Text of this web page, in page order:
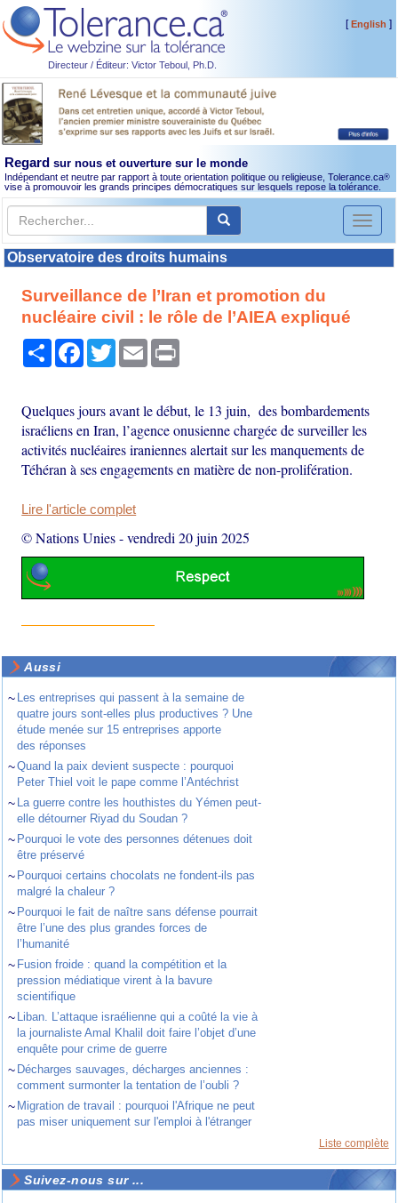
Directeur / Éditeur: Victor Teboul, Ph.D.
[English ]
Regard sur nous et ouverture sur le monde
Indépendant et neutre par rapport à toute orientation politique ou religieuse, Tolerance.ca®
vise à promouvoir les grands principes démocratiques sur lesquels repose la tolérance.
Toggle
Observatoire des droits humains
Surveillance de l’Iran et promotion du
nucléaire civil : le rôle de l’AIEA expliqué
PartagerFacebook
TwitterEmail
Quelques jours avant le début, le 13 juin, des bombardements
israéliens en Iran, l’agence onusienne chargée de surveiller les
activités nucléaires iraniennes alertait sur les manquements de
Téhéran à ses engagements en matière de non-prolifération.
Lire l'article complet
© Nations Unies-vendredi 20 juin 2025
Aussi
~ Les entreprises qui passent à la semaine de
quatre jours sont-elles plus productives ? Une
étude menée sur 15 entreprises apporte
des réponses
~Quand la paix devient suspecte : pourquoi
Peter Thiel voit le pape comme l’Antéchrist
~ La guerre contre les houthistes du Yémen peut-
elle détourner Riyad du Soudan ?
~ Pourquoi le vote des personnes détenues doit
être préservé
~ Pourquoi certains chocolats ne fondent-ils pas
malgré la chaleur ?
~ Pourquoi le fait de naître sans défense pourrait
être l’une des plus grandes forces de
l’humanité
~ Fusion froide : quand la compétition et la
pression médiatique virent à la bavure
scientifique
~ Liban. L’attaque israélienne qui a coûté la vie à
la journaliste Amal Khalil doit faire l’objet d’une
enquête pour crime de guerre
~ Décharges sauvages, décharges anciennes :
comment surmonter la tentation de l’oubli ?
~ Migration de travail : pourquoi l'Afrique ne peut
pas miser uniquement sur l'emploi à l'étranger
Liste complète
Suivez-nous sur ...